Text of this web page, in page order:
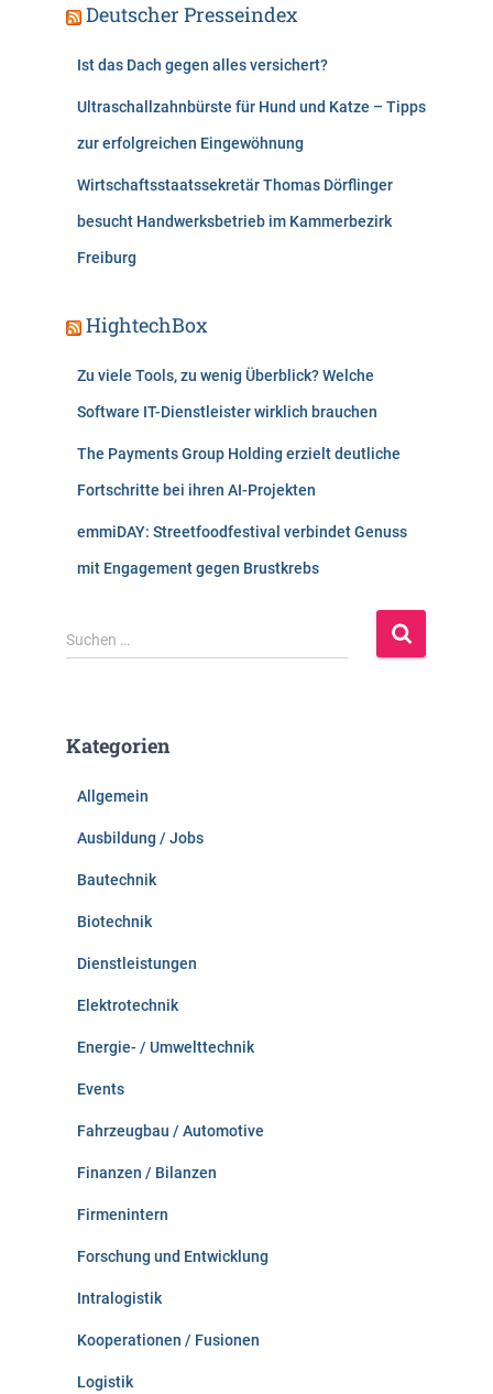
Deutscher Presseindex
Ist das Dach gegen alles versichert?
Ultraschallzahnbürste für Hund und Katze – Tipps
zur erfolgreichen Eingewöhnung
Wirtschaftsstaatssekretär Thomas Dörflinger
besucht Handwerksbetrieb im Kammerbezirk
Freiburg
HightechBox
Zu viele Tools, zu wenig Überblick? Welche
Software IT-Dienstleister wirklich brauchen
The Payments Group Holding erzielt deutliche
Fortschritte bei ihren AI-Projekten
emmiDAY: Streetfoodfestival verbindet Genuss
mit Engagement gegen Brustkrebs
S
u
n
Suchen …
Kategorien
Allgemein
Ausbildung / Jobs
Bautechnik
Biotechnik
Dienstleistungen
Elektrotechnik
Energie- / Umwelttechnik
Events
Fahrzeugbau / Automotive
Finanzen / Bilanzen
Firmenintern
Forschung und Entwicklung
Intralogistik
Kooperationen / Fusionen
Logistik